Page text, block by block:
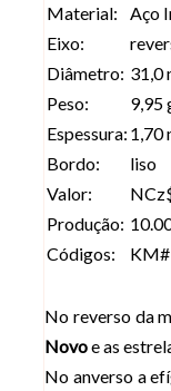
Material:
Eixo:
Diâmetro:
Peso:
Espessura:
Bordo:
Valor:
Produção:
Códigos:
Aço
31,0
9,95
1,70
liso
No reverso da
Novoe as
No anverso a